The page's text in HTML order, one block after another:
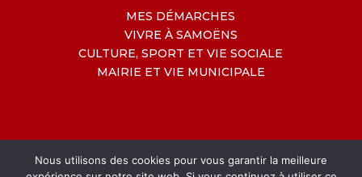
MES DÉMARCHES
VIVRE À SAMOËNS
CULTURE, SPORT ET VIE SOCIALE
MAIRIE ET VIE MUNICIPALE
Nous utilisons des cookies pour vous garantir la meilleure